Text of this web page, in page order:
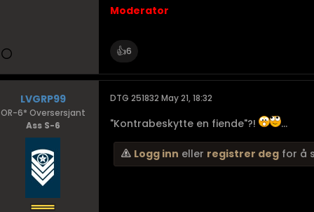
Moderator
👍6
LVGRP99
OR-6* Oversersjant
Ass S-6
DTG 251832 May 21, 18:32
"Kontrabeskytte en fiende"?! ...
Logg inn eller registrer deg for å